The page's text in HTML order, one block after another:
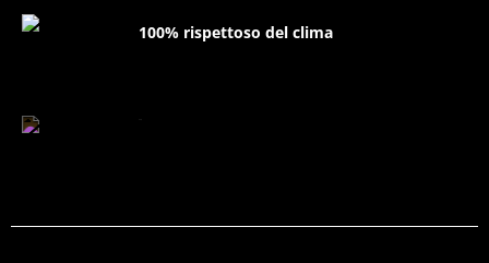
100% rispettoso del clima